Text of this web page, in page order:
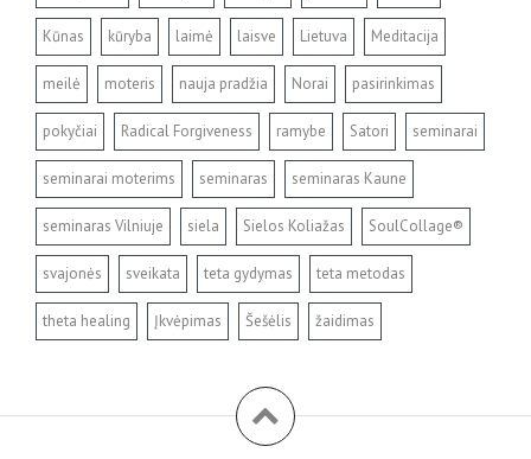
Kūnas kūryba laimė laisve Lietuva Meditacija
meilė moteris nauja pradžia Norai pasirinkimas
pokyčiai Radical Forgiveness ramybe Satori seminarai
seminarai moterims seminaras seminaras Kaune
seminaras Vilniuje siela Sielos Koliažas SoulCollage®
svajonės sveikata teta gydymas teta metodas
theta healing Įkvėpimas Šešėlis žaidimas